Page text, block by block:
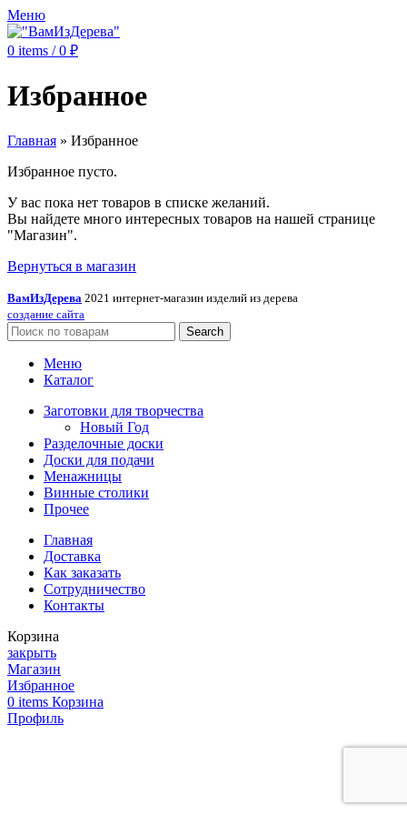
Меню
0 items / 0 ₽
Избранное
Главная » Избранное
Избранное пусто.
У вас пока нет товаров в списке желаний.
Вы найдете много интересных товаров на нашей странице
"Магазин".
Вернуться в магазин
ВамИзДерева 2021 интернет-магазин изделий из дерева
создание сайта
Search
Меню
Каталог
Заготовки для творчества
Новый Год
Разделочные доски
Доски для подачи
Менажницы
Винные столики
Прочее
Главная
Доставка
Как заказать
Сотрудничество
Контакты
Корзина
закрыть
Магазин
Избранное
0 items Корзина
Профиль